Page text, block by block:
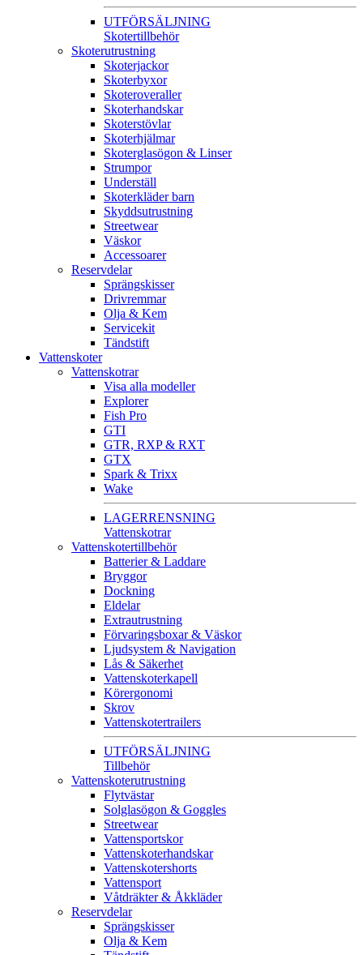
UTFÖRSÄLJNING
Skotertillbehör
Skoterutrustning
Skoterjackor
Skoterbyxor
Skoteroveraller
Skoterhandskar
Skoterstövlar
Skoterhjälmar
Skoterglasögon & Linser
Strumpor
Underställ
Skoterkläder barn
Skyddsutrustning
Streetwear
Väskor
Accessoarer
Reservdelar
Sprängskisser
Drivremmar
Olja & Kem
Servicekit
Tändstift
Vattenskoter
Vattenskotrar
Visa alla modeller
Explorer
Fish Pro
GTI
GTR, RXP & RXT
GTX
Spark & Trixx
Wake
LAGERRENSNING
Vattenskotrar
Vattenskotertillbehör
Batterier & Laddare
Bryggor
Dockning
Eldelar
Extrautrustning
Förvaringsboxar & Väskor
Ljudsystem & Navigation
Lås & Säkerhet
Vattenskoterkapell
Körergonomi
Skrov
Vattenskotertrailers
UTFÖRSÄLJNING
Tillbehör
Vattenskoterutrustning
Flytvästar
Solglasögon & Goggles
Streetwear
Vattensportskor
Vattenskoterhandskar
Vattenskotershorts
Vattensport
Våtdräkter & Åkkläder
Reservdelar
Sprängskisser
Olja & Kem